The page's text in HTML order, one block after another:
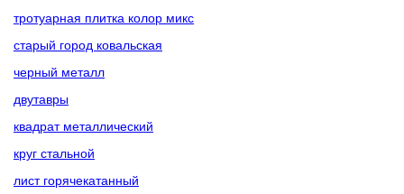
тротуарная плитка колор микс
старый город ковальская
черный металл
двутавры
квадрат металлический
круг стальной
лист горячекатанный